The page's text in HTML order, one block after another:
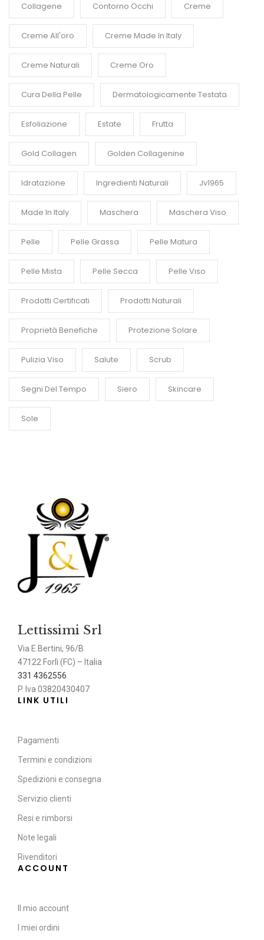
Collagene Contorno Occhi Creme
Creme All'oro Creme Made In Italy
Creme Naturali Creme Oro
Cura Della Pelle Dermatologicamente Testata
Esfoliazione Estate Frutta
Gold Collagen Golden Collagenine
Idratazione Ingredienti Naturali Jv1965
Made In Italy Maschera Maschera Viso
Pelle Pelle Grassa Pelle Matura
Pelle Mista Pelle Secca Pelle Viso
Prodotti Certificati Prodotti Naturali
Proprietà Benefiche Protezione Solare
Pulizia Viso Salute Scrub
Segni Del Tempo Siero Skincare
Sole
Lettissimi Srl
Via E.Bertini, 96/B
47122 Forlì (FC) – Italia
331 4362556
P. Iva 03820430407
LINK UTILI
Pagamenti
Termini e condizioni
Spedizioni e consegna
Servizio clienti
Resi e rimborsi
Note legali
Rivenditori
ACCOUNT
Il mio account
I miei ordini